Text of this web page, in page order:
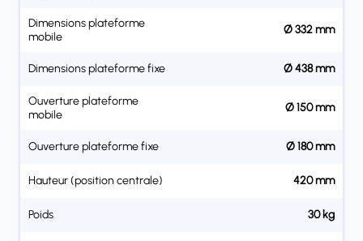
Dimensions plateforme
mobile
Ø 332 mm
Dimensions plateforme fixe Ø 438 mm
Ouverture plateforme
mobile
Ø 150 mm
Ouverture plateforme fixe Ø 180 mm
Hauteur (position centrale) 420 mm
Poids 30 kg